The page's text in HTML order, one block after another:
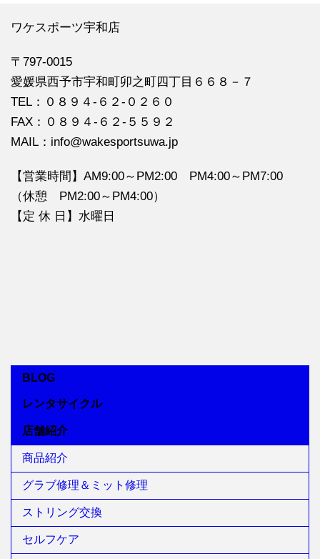
ワケスポーツ宇和店
〒797-0015
愛媛県西予市宇和町卯之町四丁目６６８－７
TEL：０８９４‐６２‐０２６０
FAX：０８９４‐６２‐５５９２
MAIL：info@wakesportsuwa.jp
【営業時間】AM9:00～PM2:00 PM4:00～PM7:00
（休憩 PM2:00～PM4:00）
【定 休 日】水曜日
BLOG
レンタサイクル
店舗紹介
商品紹介
グラブ修理＆ミット修理
ストリング交換
セルフケア